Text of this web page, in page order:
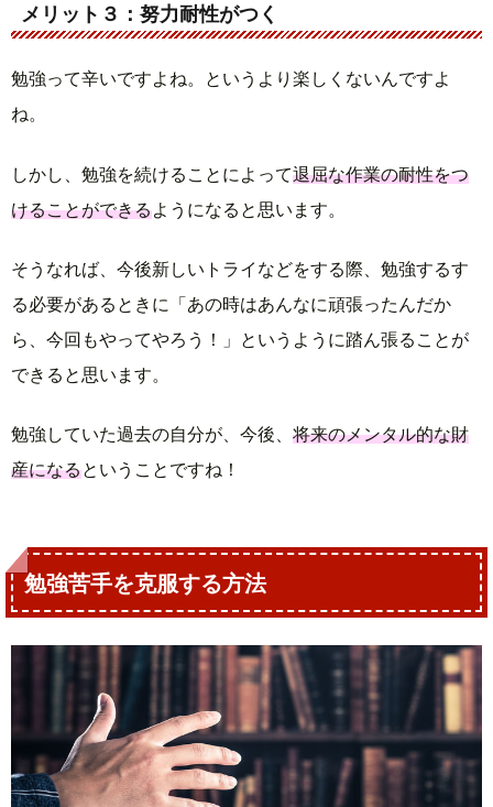
メリット３：努力耐性がつく
勉強って辛いですよね。というより楽しくないんですよ
ね。
しかし、勉強を続けることによって退屈な作業の耐性をつ
けることができる ようになると思います。
そうなれば、今後新しいトライなどをする際、勉強するす
る必要があるときに「あの時はあんなに頑張ったんだか
ら、今回もやってやろう！」というように踏ん張ることが
できると思います。
勉強していた過去の自分が、今後、 将来のメンタル的な財
産になるということですね！
勉強苦手を克服する方法